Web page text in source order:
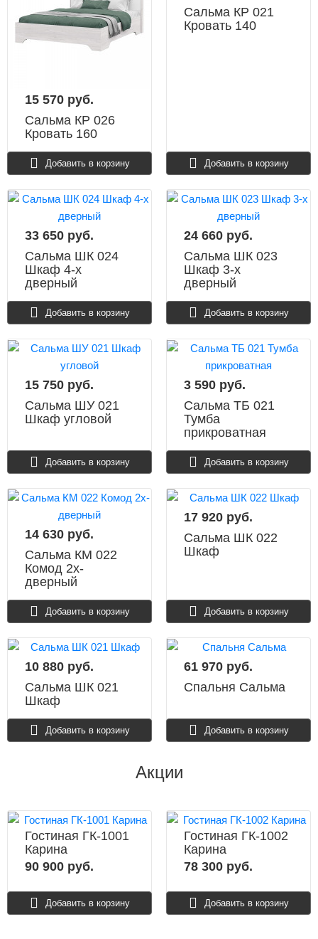
15 570 руб.
Сальма КР 026
Кровать 160
Добавить в корзину
Сальма КР 021
Кровать 140
Добавить в корзину
33 650 руб.
Сальма ШК 024
Шкаф 4-х
дверный
Добавить в корзину
24 660 руб.
Сальма ШК 023
Шкаф 3-х
дверный
Добавить в корзину
15 750 руб.
Сальма ШУ 021
Шкаф угловой
Добавить в корзину
3 590 руб.
Сальма ТБ 021
Тумба
прикроватная
Добавить в корзину
14 630 руб.
Сальма КМ 022
Комод 2х-
дверный
Добавить в корзину
17 920 руб.
Сальма ШК 022
Шкаф
Добавить в корзину
10 880 руб.
Сальма ШК 021
Шкаф
Добавить в корзину
61 970 руб.
Спальня Сальма
Добавить в корзину
Акции
Гостиная ГК-1001
Карина
90 900 руб.
Добавить в корзину
Гостиная ГК-1002
Карина
78 300 руб.
Добавить в корзину